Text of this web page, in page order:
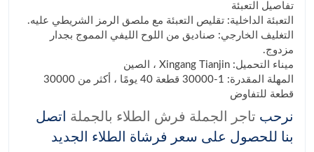
تفاصيل التعبئة
التعبئة الداخلية: تقليص التعبئة مع ملصق الرمز الشريطي عليه.
التغليف الخارجي: صناديق من اللوح الليفي المموج بجدار
مزدوج.
ميناء التحميل: Xingang Tianjin ، الصين
المهلة المقدرة: 1-30000 قطعة 40 يومًا ، أكثر من 30000
قطعة للتفاوض
نرحب تاجر الجملة فرش الطلاء بالجملة اتصل
بنا للحصول على سعر فرشاة الطلاء الجديد